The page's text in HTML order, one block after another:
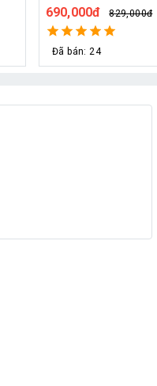
béc)
730,000đ 990,000đ
Đã bán: 30